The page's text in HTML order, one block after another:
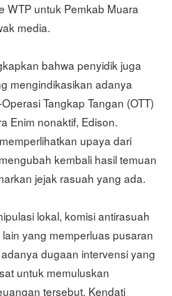
WTP untuk Pemkab Muara
media.
bahwa penyidik juga
mengindikasikan adanya
Tangkap Tangan (OTT)
Enim nonaktif, Edison.
upaya dari
kembali hasil temuan
jejak rasuah yang ada.
lokal, komisi antirasuah
yang memperluas pusaran
dugaan intervensi yang
untuk memuluskan
tersebut. Kendati